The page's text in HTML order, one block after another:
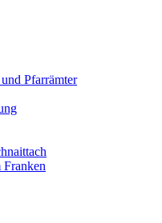
Pfarrämter
Franken